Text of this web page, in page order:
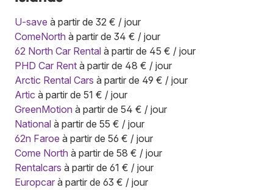
U-save à partir de 32 € / jour
ComeNorth à partir de 34 € / jour
62 North Car Rental à partir de 45 € / jour
PHD Car Rent à partir de 48 € / jour
Arctic Rental Cars à partir de 49 € / jour
Artic à partir de 51 € / jour
GreenMotion à partir de 54 € / jour
National à partir de 55 € / jour
62n Faroe à partir de 56 € / jour
Come North à partir de 58 € / jour
Rentalcars à partir de 61 € / jour
Europcar à partir de 63 € / jour